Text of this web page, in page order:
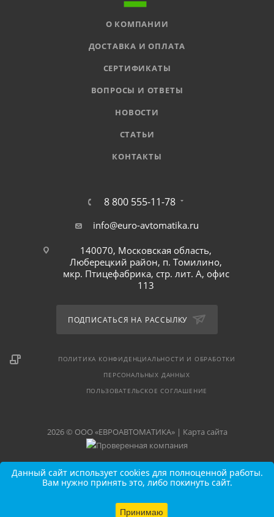
О КОМПАНИИ
ДОСТАВКА И ОПЛАТА
СЕРТИФИКАТЫ
ВОПРОСЫ И ОТВЕТЫ
НОВОСТИ
СТАТЬИ
КОНТАКТЫ
8 800 555-11-78
info@euro-avtomatika.ru
140070, Московская область,
Люберецкий район, п. Томилино,
мкр. Птицефабрика, стр. лит. А, офис
113
ПОДПИСАТЬСЯ НА РАССЫЛКУ
ПОЛИТИКА КОНФИДЕНЦИАЛЬНОСТИ И ОБРАБОТКИ
ПЕРСОНАЛЬНЫХ ДАННЫХ
ПОЛЬЗОВАТЕЛЬСКОЕ СОГЛАШЕНИЕ
2026 © ООО «ЕВРОАВТОМАТИКА» | Карта сайта
Данный сайт использует cookies для полноценной работы.
Вам нужно принять это, либо покинуть сайт.
Принимаю